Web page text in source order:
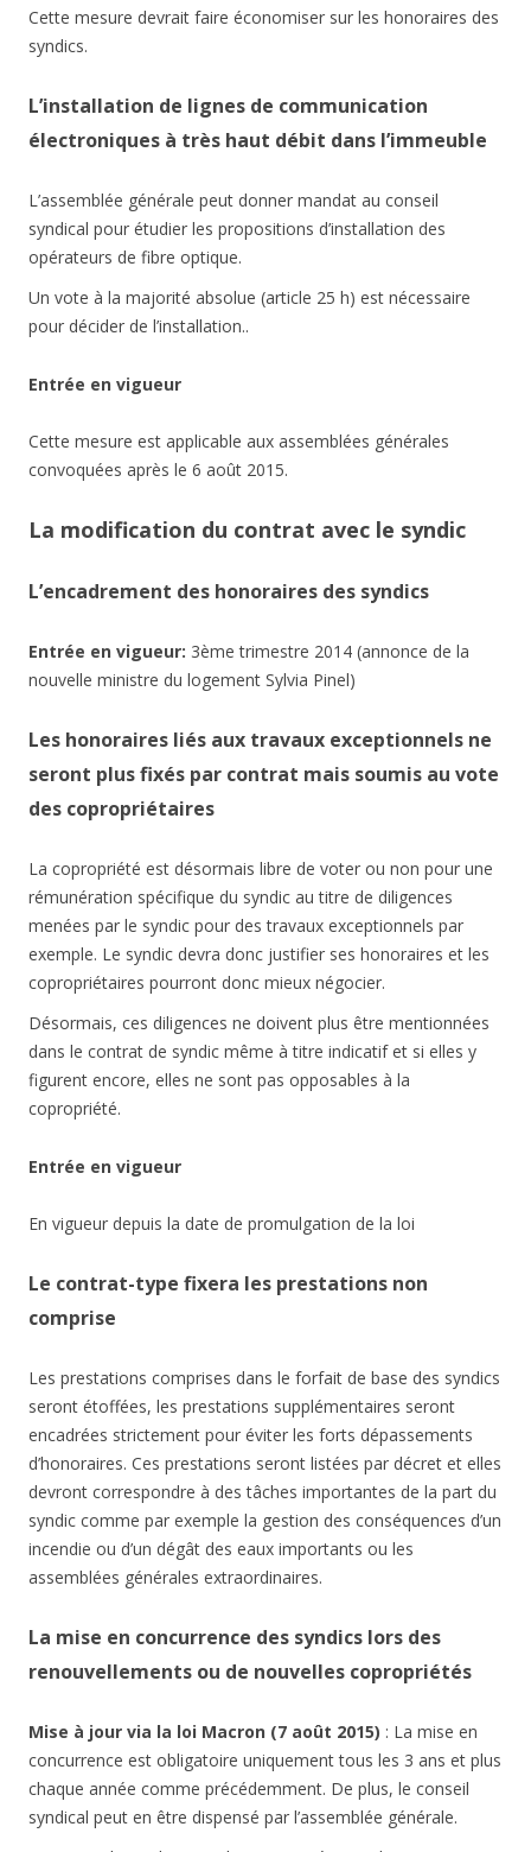
Cette mesure devrait faire économiser sur les honoraires des
syndics.
L’installation de lignes de communication
électroniques à très haut débit dans l’immeuble
L’assemblée générale peut donner mandat au conseil
syndical pour étudier les propositions d’installation des
opérateurs de fibre optique.
Un vote à la majorité absolue (article 25 h) est nécessaire
pour décider de l’installation..
Entrée en vigueur
Cette mesure est applicable aux assemblées générales
convoquées après le 6 août 2015.
La modification du contrat avec le syndic
L’encadrement des honoraires des syndics
Entrée en vigueur: 3ème trimestre 2014 (annonce de la
nouvelle ministre du logement Sylvia Pinel)
Les honoraires liés aux travaux exceptionnels ne
seront plus fixés par contrat mais soumis au vote
des copropriétaires
La copropriété est désormais libre de voter ou non pour une
rémunération spécifique du syndic au titre de diligences
menées par le syndic pour des travaux exceptionnels par
exemple. Le syndic devra donc justifier ses honoraires et les
copropriétaires pourront donc mieux négocier.
Désormais, ces diligences ne doivent plus être mentionnées
dans le contrat de syndic même à titre indicatif et si elles y
figurent encore, elles ne sont pas opposables à la
copropriété.
Entrée en vigueur
En vigueur depuis la date de promulgation de la loi
Le contrat-type fixera les prestations non
comprise
Les prestations comprises dans le forfait de base des syndics
seront étoffées, les prestations supplémentaires seront
encadrées strictement pour éviter les forts dépassements
d’honoraires. Ces prestations seront listées par décret et elles
devront correspondre à des tâches importantes de la part du
syndic comme par exemple la gestion des conséquences d’un
incendie ou d’un dégât des eaux importants ou les
assemblées générales extraordinaires.
La mise en concurrence des syndics lors des
renouvellements ou de nouvelles copropriétés
Mise à jour via la loi Macron (7 août 2015) : La mise en
concurrence est obligatoire uniquement tous les 3 ans et plus
chaque année comme précédemment. De plus, le conseil
syndical peut en être dispensé par l’assemblée générale.